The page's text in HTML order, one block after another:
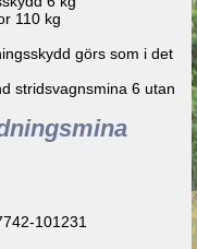
110 kg
görs som i det
stridsvagnsmina 6 utan
101231